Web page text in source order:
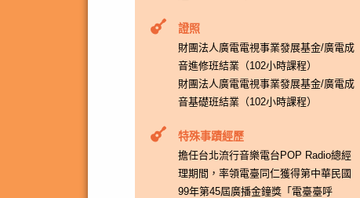
證照
財團法人廣電電視事業發展基金/廣電成
音進修班結業（102小時課程）
財團法人廣電電視事業發展基金/廣電成
音基礎班結業（102小時課程）
特殊事蹟經歷
擔任台北流行音樂電台POP Radio總經
理期間，率領電臺同仁獲得第中華民國
99年第45屆廣播金鐘獎「電臺臺呼